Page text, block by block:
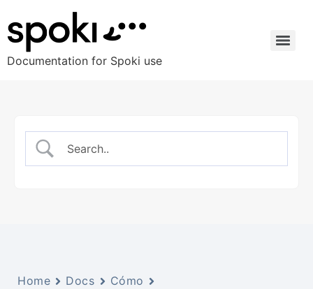
Documentation for Spoki use
Home Docs
Cómo